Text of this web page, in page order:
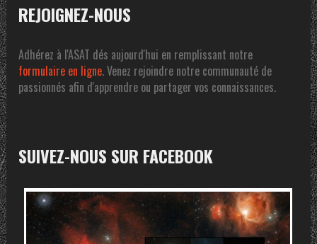
REJOIGNEZ-NOUS
Adhérez à l'ASAT dés aujourd'hui en remplissant notre
formulaire en ligne. Venez rejoindre notre communauté de
passionnés afin d'apprendre ou partager vos connaissances.
SUIVEZ-NOUS SUR FACEBOOK